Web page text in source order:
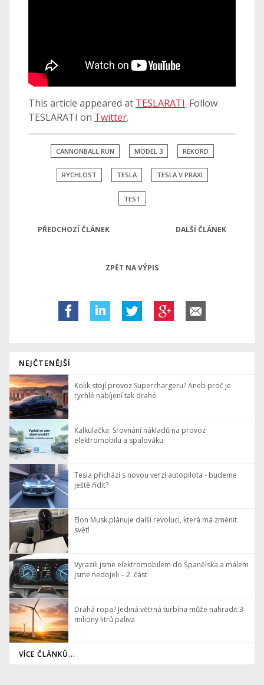
This article appeared at TESLARATI. Follow
TESLARATI on Twitter.
CANNONBALL RUN MODEL 3 REKORD
RYCHLOST TESLA TESLA V PRAXI
TEST
PŘEDCHOZÍ ČLÁNEK DALŠÍ ČLÁNEK
ZPĚT NA VÝPIS
NEJČTENĚJŠÍ
Kolik stojí provoz Superchargeru? Aneb proč je
rychlé nabíjení tak drahé
Kalkulačka: Srovnání nákladů na provoz
elektromobilu a spalováku
Tesla přichází s novou verzí autopilota - budeme
ještě řídit?
Elon Musk plánuje další revoluci, která má změnit
svět!
Vyrazili jsme elektromobilem do Španělska a málem
jsme nedojeli – 2. část
Drahá ropa? Jediná větrná turbína může nahradit 3
miliony litrů paliva
VÍCE ČLÁNKŮ...